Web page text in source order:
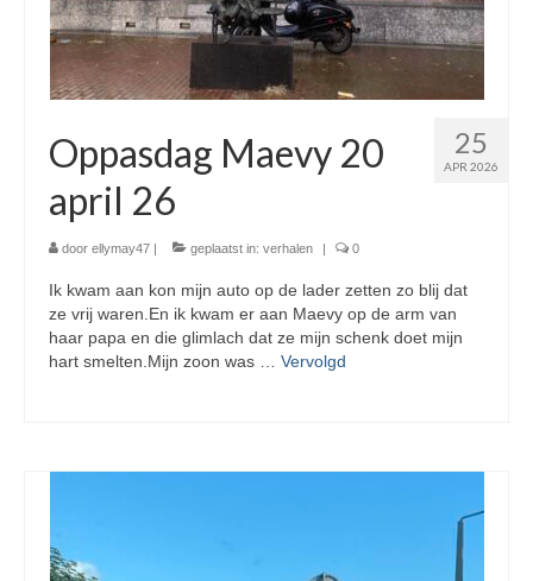
25
APR 2026
Oppasdag Maevy 20
april 26
door ellymay47 | geplaatst in: verhalen | 0
Ik kwam aan kon mijn auto op de lader zetten zo blij dat
ze vrij waren.En ik kwam er aan Maevy op de arm van
haar papa en die glimlach dat ze mijn schenk doet mijn
hart smelten.Mijn zoon was … Vervolgd